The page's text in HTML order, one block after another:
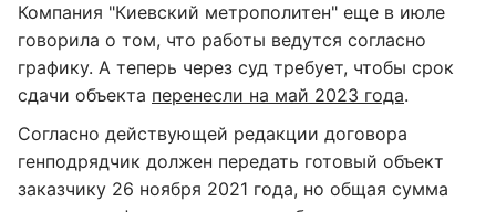
Компания "Киевский метрополитен" еще в июле
говорила о том, что работы ведутся согласно
графику. А теперь через суд требует, чтобы срок
сдачи объекта перенесли на май 2023 года.
Согласно действующей редакции договора
генподрядчик должен передать готовый объект
заказчику 26 ноября 2021 года, но общая сумма